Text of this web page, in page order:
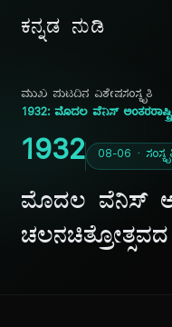
ಕನ್ನಡ ನುಡಿ
ಮುಖ ಪುಟದಿನ ವಿಶೇಷಸಂಸ್ಕೃತಿ
1932: ಮೊದಲ ವೆನಿಸ್
1932 08-06 ·
ಮೊದಲ ವೆನಿಸ್